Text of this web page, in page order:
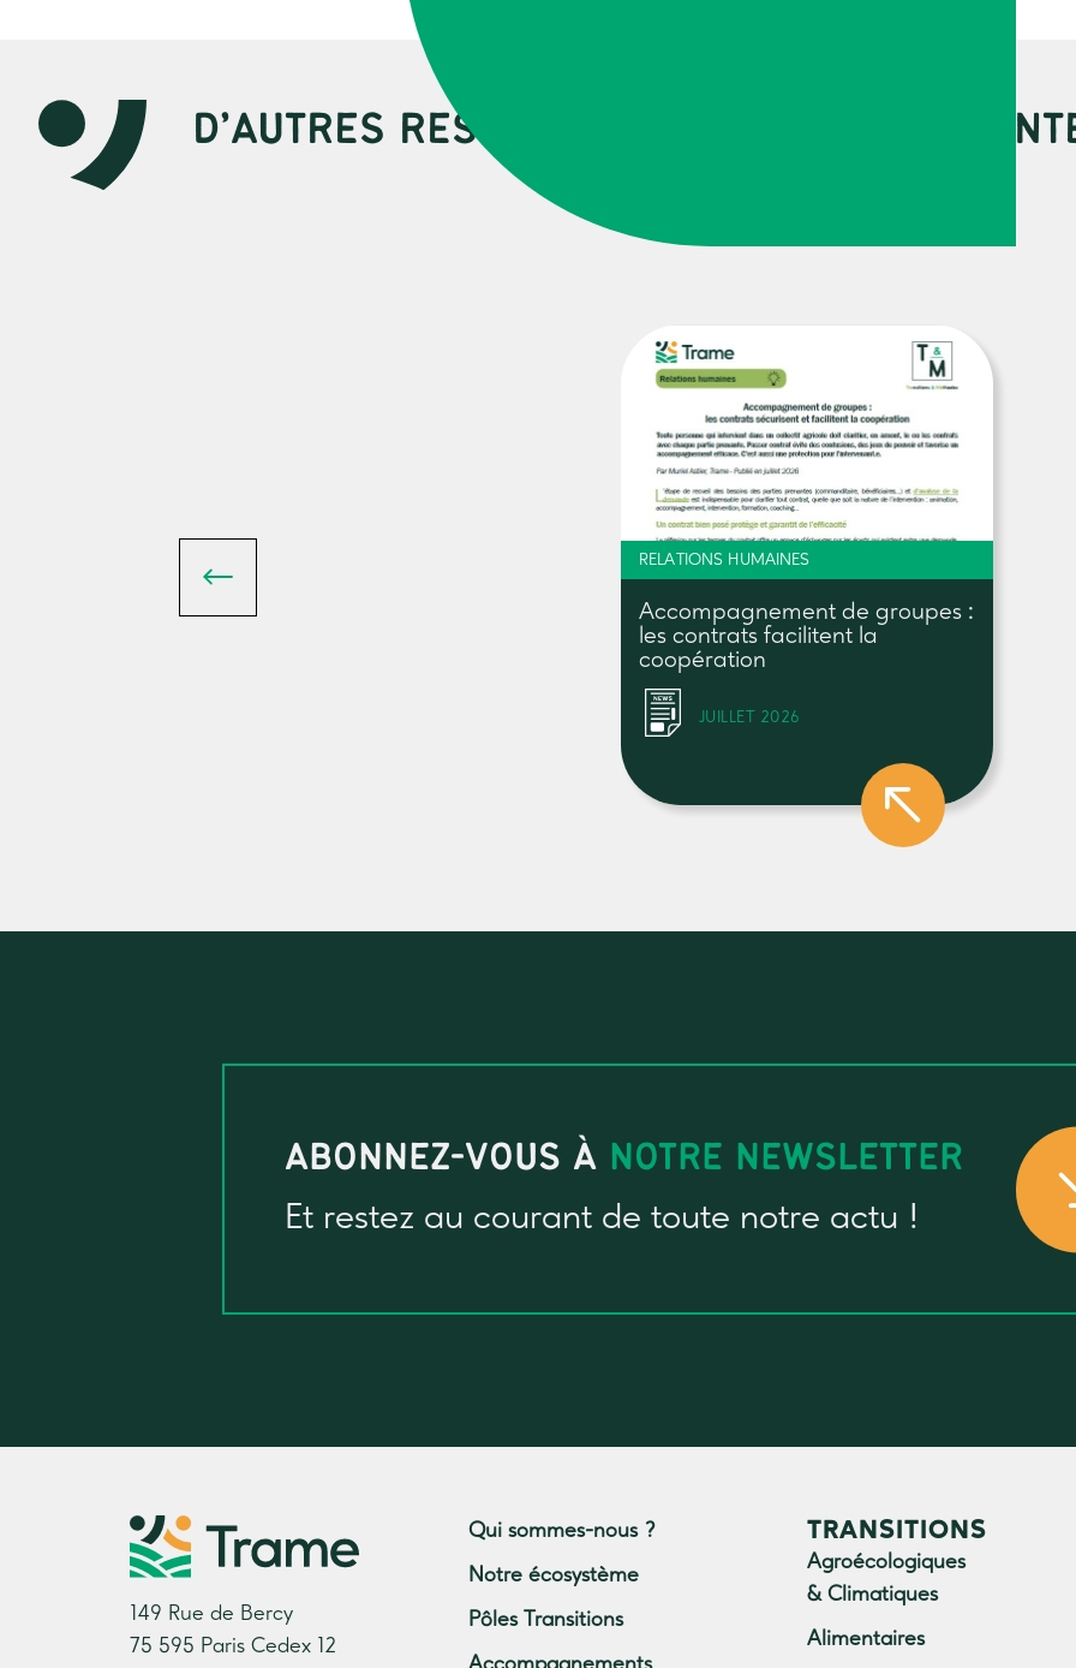
D’AUTRES RESSOURCES PEUVENT VOUS
RELATIONS HUMAINES
Accompagnement de groupes :
les contrats facilitent la
coopération
JUILLET 2026
ABONNEZ-VOUS À NOTRE NEWSLETTER
Et restez au courant de toute notre actu !
149 Rue de Bercy
75 595 Paris Cedex 12
Qui sommes-nous ?
Notre écosystème
Pôles Transitions
TRANSITIONS
Agroécologiques
& Climatiques
Alimentaires